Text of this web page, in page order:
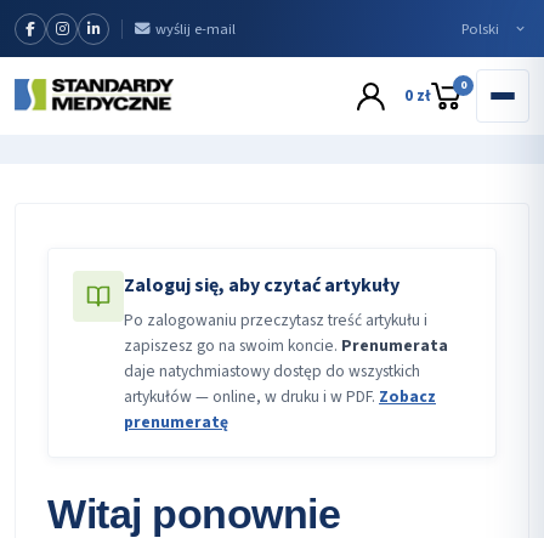
wyślij e-mail
0 zł 0
Zaloguj się, aby czytać artykuły
Po zalogowaniu przeczytasz treść artykułu i
zapiszesz go na swoim koncie. Prenumerata
daje natychmiastowy dostęp do wszystkich
artykułów — online, w druku i w PDF. Zobacz
prenumeratę
Witaj ponownie